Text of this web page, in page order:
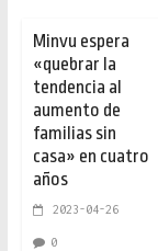
Minvu espera
«quebrar la
tendencia al
aumento de
familias sin
casa» en cuatro
años
2023-04-26
0